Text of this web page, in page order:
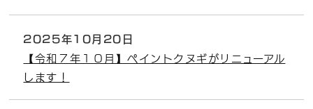
2025年10月20日
【令和７年１０月】ペイントクヌギがリニューアル
します！